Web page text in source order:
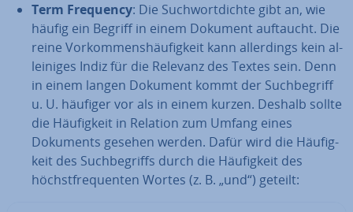
Term Frequency: Die Such­wort­dich­te gibt an, wie
häufig ein Begriff in einem Dokument auftaucht. Die
reine Vor­kom­mens­häu­fig­keit kann al­ler­dings kein al­
lei­ni­ges Indiz für die Relevanz des Textes sein. Denn
in einem langen Dokument kommt der Such­be­griff
u. U. häufiger vor als in einem kurzen. Deshalb sollte
die Häu­fig­keit in Relation zum Umfang eines
Dokuments gesehen werden. Dafür wird die Häu­fig­
keit des Such­be­griffs durch die Häu­fig­keit des
höchst­fre­quen­ten Wortes (z. B. „und“) geteilt: